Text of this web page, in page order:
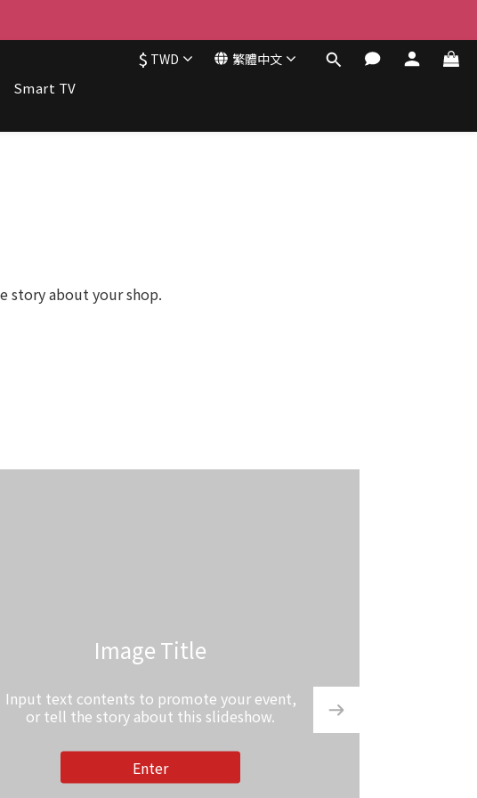
$ TWD 繁體中文
Smart TV
about your shop.
Image Title
Input text contents to promote your event,
or tell the story about this slideshow.
Enter